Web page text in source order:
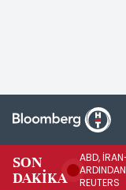
SON
DAKİKA
ABD,
REUTERS